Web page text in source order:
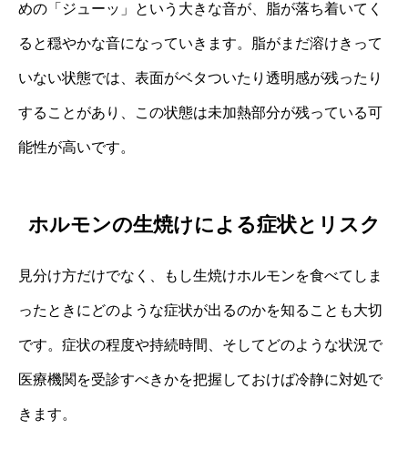
めの「ジューッ」という大きな音が、脂が落ち着いてく
ると穏やかな音になっていきます。脂がまだ溶けきって
いない状態では、表面がベタついたり透明感が残ったり
することがあり、この状態は未加熱部分が残っている可
能性が高いです。
ホルモンの生焼けによる症状とリスク
見分け方だけでなく、もし生焼けホルモンを食べてしま
ったときにどのような症状が出るのかを知ることも大切
です。症状の程度や持続時間、そしてどのような状況で
医療機関を受診すべきかを把握しておけば冷静に対処で
きます。